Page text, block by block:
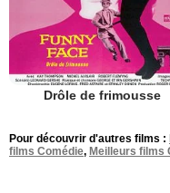
Drôle de frimousse
Pour découvrir d'autres films :
films Comédie, Meilleurs films